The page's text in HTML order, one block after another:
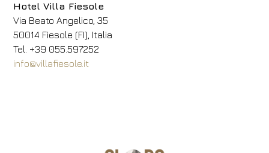
Hotel Villa Fiesole
Via Beato Angelico, 35
50014 Fiesole (FI), Italia
Tel. +39 055.597252
info@villafiesole.it